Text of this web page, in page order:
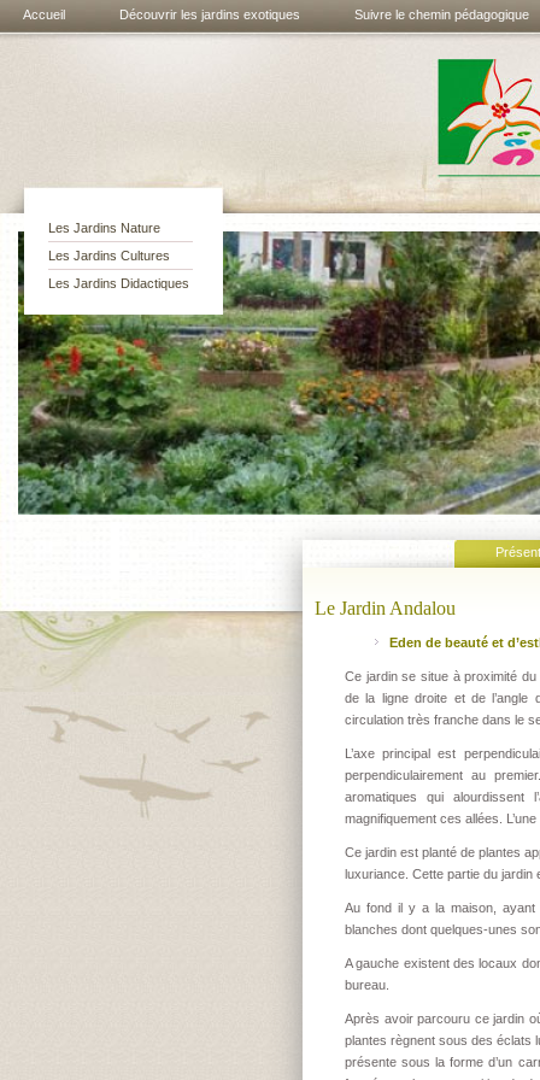
Accueil Découvrir les jardins exotiques Suivre le chemin pédagogique
Les jardins
exotiques de
Bouknadel
Les Jardins Nature
Les Jardins Cultures
Les Jardins Didactiques
Le Jardin Andalou
Eden de beauté et
Ce jardin se situe à proximité
de la ligne droite et de l’angle
circulation très franche dans le
L’axe principal est
perpendiculairement au
aromatiques qui
magnifiquement ces allées.
Ce jardin est planté de plantes
luxuriance. Cette partie du
Au fond il y a la maison, ayant
blanches dont quelques-unes
A gauche existent des locaux
bureau.
Après avoir parcouru ce jardin
plantes règnent sous des éclats
présente sous la forme d’un